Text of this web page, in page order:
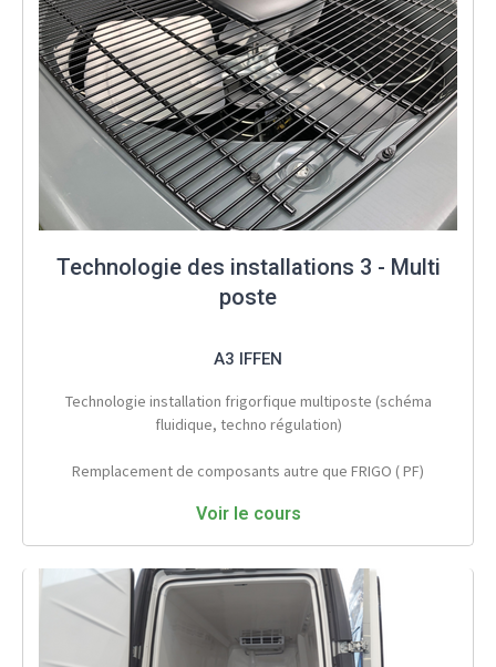
Technologie des installations 3 - Multi
poste
A3 IFFEN
Technologie installation frigorfique multiposte (schéma
fluidique, techno régulation)
Remplacement de composants autre que FRIGO ( PF)
Voir le cours